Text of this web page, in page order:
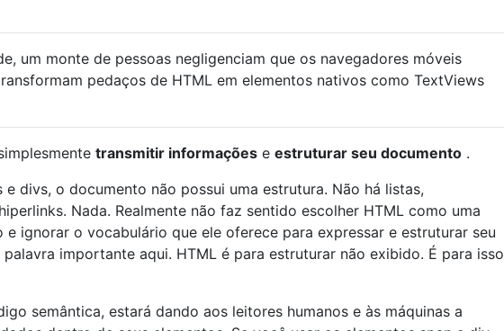
um monte de pessoas negligenciam que os navegadores móveis
pedaços de HTML em elementos nativos como TextViews
transmitir informações e estruturar seu documento .
e divs, o documento não possui uma estrutura. Não há listas,
Nada. Realmente não faz sentido escolher HTML como uma
e ignorar o vocabulário que ele oferece para expressar e estruturar seu
importante aqui. HTML é para estruturar não exibido. É para isso
semântica, estará dando aos leitores humanos e às máquinas a